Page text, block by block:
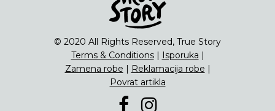
© 2020 All Rights Reserved, True Story
Terms & Conditions| Isporuka |
Zamena robe | Reklamacija robe |
Povrat artikla